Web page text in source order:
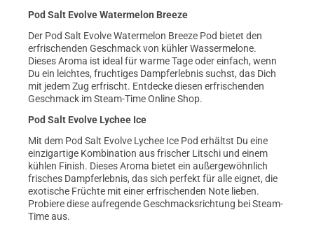
Pod Salt Evolve Watermelon Breeze
Der Pod Salt Evolve Watermelon Breeze Pod bietet den
erfrischenden Geschmack von kühler Wassermelone.
Dieses Aroma ist ideal für warme Tage oder einfach, wenn
Du ein leichtes, fruchtiges Dampferlebnis suchst, das Dich
mit jedem Zug erfrischt. Entdecke diesen erfrischenden
Geschmack im Steam-Time Online Shop.
Pod Salt Evolve Lychee Ice
Mit dem Pod Salt Evolve Lychee Ice Pod erhältst Du eine
einzigartige Kombination aus frischer Litschi und einem
kühlen Finish. Dieses Aroma bietet ein außergewöhnlich
frisches Dampferlebnis, das sich perfekt für alle eignet, die
exotische Früchte mit einer erfrischenden Note lieben.
Probiere diese aufregende Geschmacksrichtung bei Steam-
Time aus.